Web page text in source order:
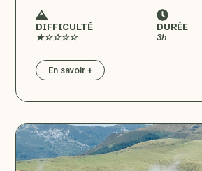
DIFFICULTÉ
★☆☆☆☆
DURÉE
3h
En savoir +